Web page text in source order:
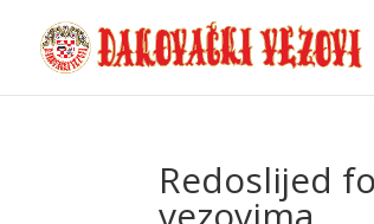
Redoslijed